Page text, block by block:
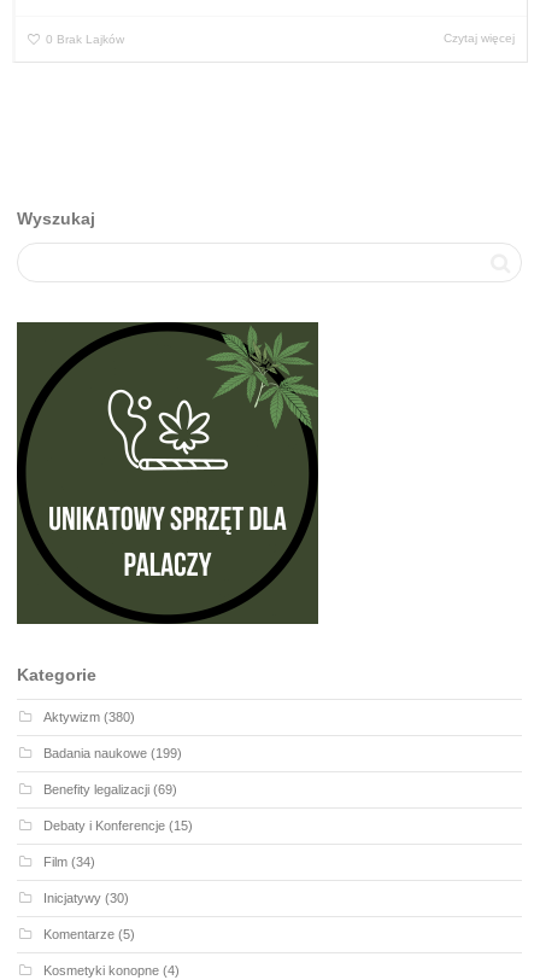
0 Brak Lajków Czytaj więcej
Wyszukaj
Kategorie
Aktywizm (380)
Badania naukowe (199)
Benefity legalizacji (69)
Debaty i Konferencje (15)
Film (34)
Inicjatywy (30)
Komentarze (5)
Kosmetyki konopne (4)